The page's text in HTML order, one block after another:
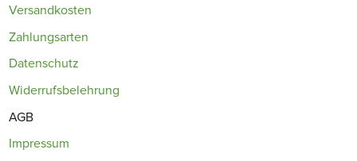
Versandkosten
Zahlungsarten
Datenschutz
Widerrufsbelehrung
AGB
Impressum